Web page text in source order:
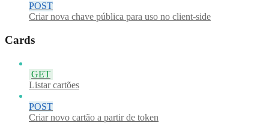
POST
Criar nova chave pública para uso no client-side
Cards
GET
Listar cartões
POST
Criar novo cartão a partir de token